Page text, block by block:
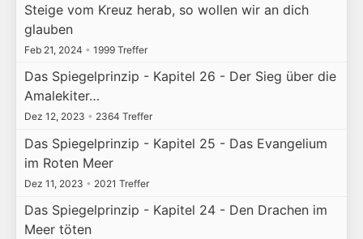
Steige vom Kreuz herab, so wollen wir an dich
glauben
Feb 21, 2024 • 1999 Treffer
Das Spiegelprinzip - Kapitel 26 - Der Sieg über die
Amalekiter…
Dez 12, 2023 • 2364 Treffer
Das Spiegelprinzip - Kapitel 25 - Das Evangelium
im Roten Meer
Dez 11, 2023 • 2021 Treffer
Das Spiegelprinzip - Kapitel 24 - Den Drachen im
Meer töten